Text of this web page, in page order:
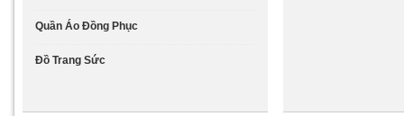
Quần Áo Đồng Phục
Đồ Trang Sức